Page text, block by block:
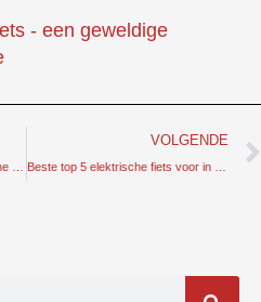
- een geweldige
VOLGENDE